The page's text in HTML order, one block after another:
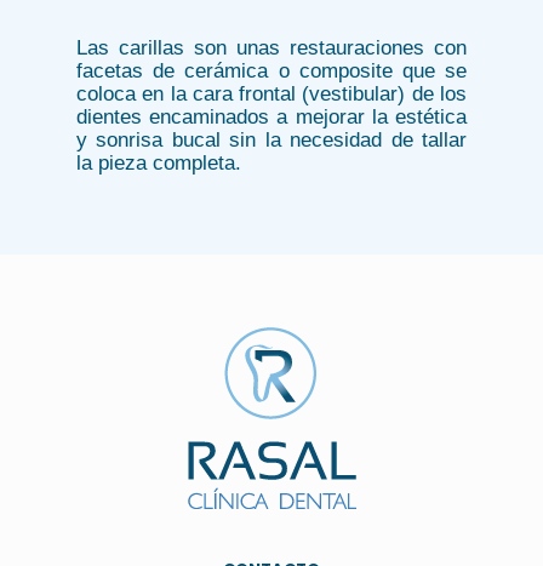
Las carillas son unas restauraciones con
facetas de cerámica o composite que se
coloca en la cara frontal (vestibular) de los
dientes encaminados a mejorar la estética
y sonrisa bucal sin la necesidad de tallar
la pieza completa.